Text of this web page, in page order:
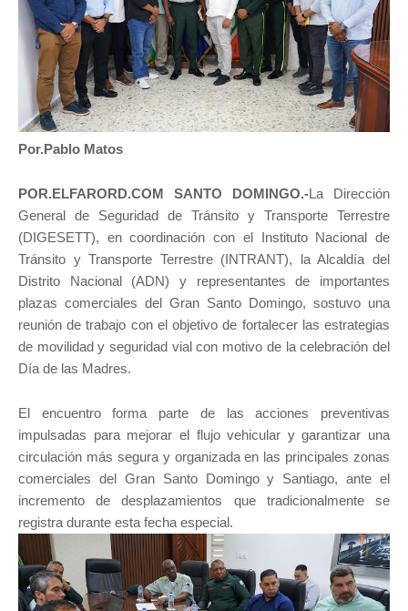
Por.Pablo Matos
POR.ELFARORD.COM SANTO DOMINGO.-La Dirección
General de Seguridad de Tránsito y Transporte Terrestre
(DIGESETT), en coordinación con el Instituto Nacional de
Tránsito y Transporte Terrestre (INTRANT), la Alcaldía del
Distrito Nacional (ADN) y representantes de importantes
plazas comerciales del Gran Santo Domingo, sostuvo una
reunión de trabajo con el objetivo de fortalecer las estrategias
de movilidad y seguridad vial con motivo de la celebración del
Día de las Madres.
El encuentro forma parte de las acciones preventivas
impulsadas para mejorar el flujo vehicular y garantizar una
circulación más segura y organizada en las principales zonas
comerciales del Gran Santo Domingo y Santiago, ante el
incremento de desplazamientos que tradicionalmente se
registra durante esta fecha especial.